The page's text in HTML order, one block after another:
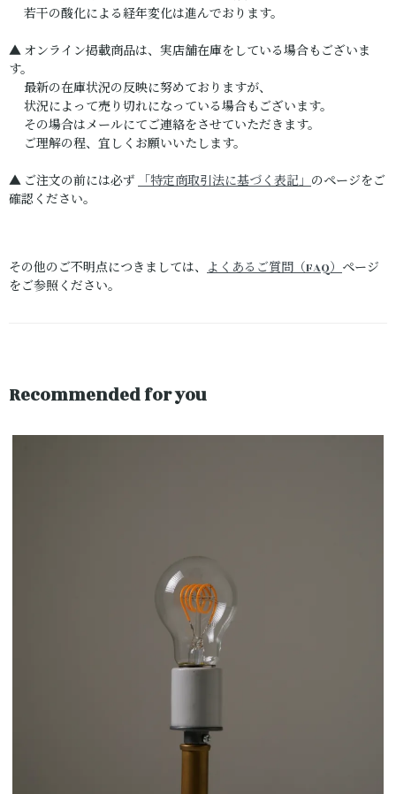
若干の酸化による経年変化は進んでおります。
▲ オンライン掲載商品は、実店舗在庫をしている場合もございま
す。
最新の在庫状況の反映に努めておりますが、
状況によって売り切れになっている場合もございます。
その場合はメールにてご連絡をさせていただきます。
ご理解の程、宜しくお願いいたします。
▲ ご注文の前には必ず 「特定商取引法に基づく表記」のページをご
確認ください。
その他のご不明点につきましては、 よくあるご質問（FAQ）ページ
をご参照ください。
Recommended for you